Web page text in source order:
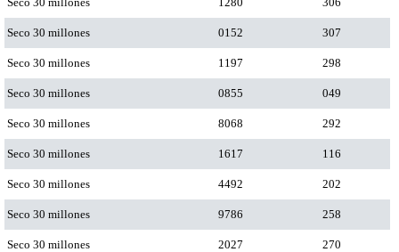
Seco 30 millones 0152 307
Seco 30 millones 1197 298
Seco 30 millones 0855 049
Seco 30 millones 8068 292
Seco 30 millones 1617 116
Seco 30 millones 4492 202
Seco 30 millones 9786 258
Seco 30 millones 2027 270